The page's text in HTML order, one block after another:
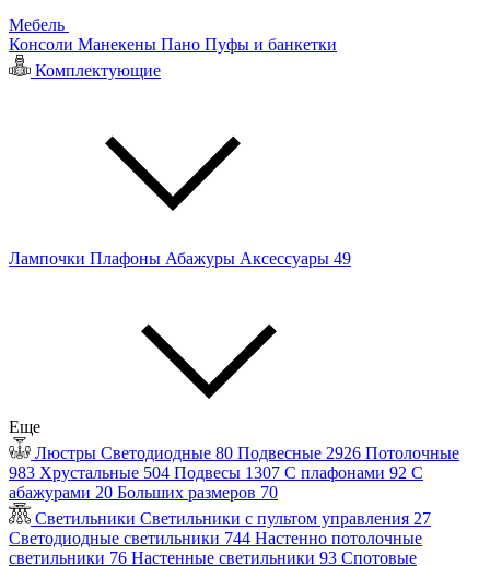
Мебель
Консоли Манекены Пано Пуфы и банкетки
Комплектующие
Лампочки Плафоны Абажуры Аксессуары 49
Еще
Люстры Светодиодные 80 Подвесные 2926 Потолочные
983 Хрустальные 504 Подвесы 1307 С плафонами 92 С
абажурами 20 Больших размеров 70
Светильники Светильники с пультом управления 27
Светодиодные светильники 744 Настенно потолочные
светильники 76 Настенные светильники 93 Спотовые